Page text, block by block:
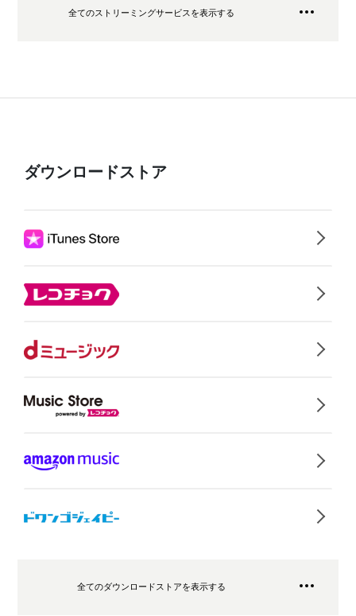
全てのストリーミングサービスを表示する
ダウンロードストア
全てのダウンロードストアを表示する